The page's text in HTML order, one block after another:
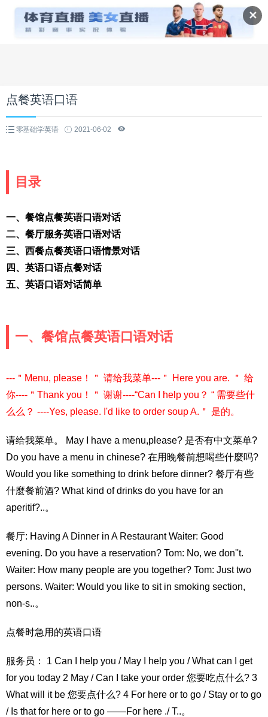
✕
点餐英语口语
零基础学英语 2021-06-02
目录
一、餐馆点餐英语口语对话
二、餐厅服务英语口语对话
三、西餐点餐英语口语情景对话
四、英语口语点餐对话
五、英语口语对话简单
一、餐馆点餐英语口语对话
---＂Menu, please！＂ 请给我菜单---＂ Here you are. ＂ 给
你----＂Thank you！＂ 谢谢----“Can I help you？ “ 需要些什
么么？ ----Yes, please. I'd like to order soup A.＂ 是的。
请给我菜单。 May I have a menu,please? 是否有中文菜单?
Do you have a menu in chinese? 在用晚餐前想喝些什麼吗?
Would you like something to drink before dinner? 餐厅有些
什麼餐前酒? What kind of drinks do you have for an
aperitif?..。
餐厅: Having A Dinner in A Restaurant Waiter: Good
evening. Do you have a reservation? Tom: No, we don''t.
Waiter: How many people are you together? Tom: Just two
persons. Waiter: Would you like to sit in smoking section,
non-s..。
点餐时急用的英语口语
服务员： 1 Can I help you / May I help you / What can I get
for you today 2 May / Can I take your order 您要吃点什么? 3
What will it be 您要点什么? 4 For here or to go / Stay or to go
/ Is that for here or to go ——For here ./ T..。